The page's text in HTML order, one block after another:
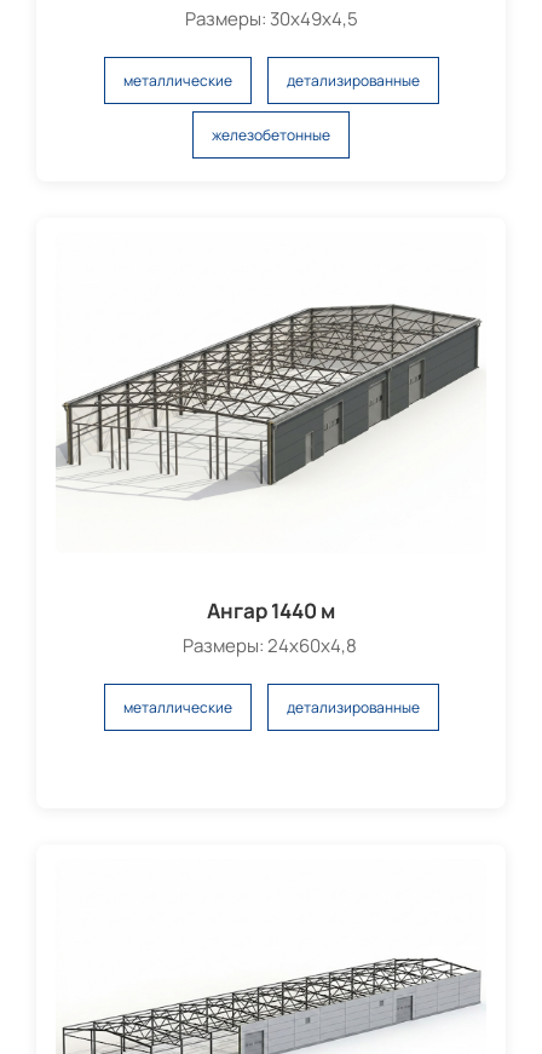
Размеры: 30х49х4,5
металлические детализированные
железобетонные
Ангар 1440 м
Размеры: 24х60х4,8
металлические детализированные